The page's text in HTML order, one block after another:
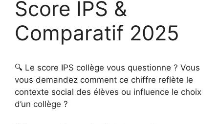
Score IPS &
Comparatif 2025
🔍 Le score IPS collège vous questionne ? Vous
vous demandez comment ce chiffre reflète le
contexte social des élèves ou influence le choix
d’un collège ?